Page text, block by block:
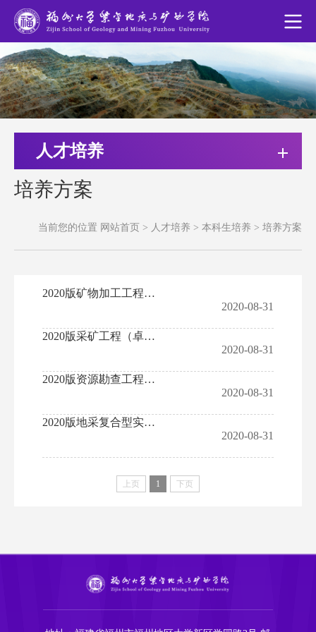
人才培养
培养方案
当前您的位置 网站首页 > 人才培养 > 本科生培养 > 培养方案
2020版矿物加工工程（卓越）专业培养方案
2020-08-31
2020版采矿工程（卓越）专业培养方案
2020-08-31
2020版资源勘查工程（卓越）专业培养方案
2020-08-31
2020版地采复合型实验班培养方案
2020-08-31
上页 1 下页